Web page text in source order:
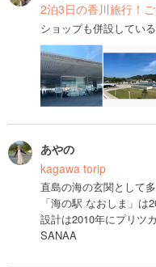
2泊3日の香川旅行！
ショップも併設してい
あやの
kagawa torip
直島の海の玄関として
「海の駅 なおしま」は
設計は2010年にプリツ
SANAA